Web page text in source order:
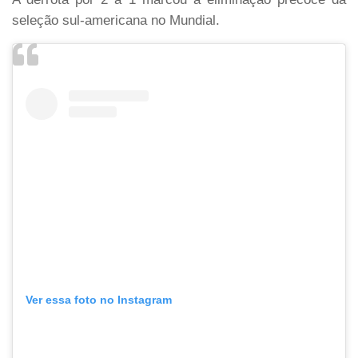
seleção sul-americana no Mundial.
Ver essa foto no Instagram